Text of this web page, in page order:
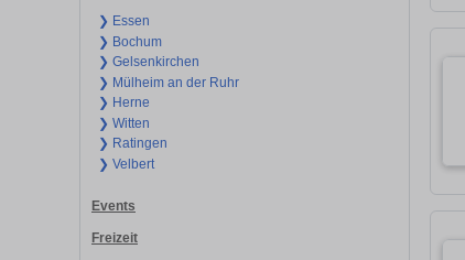
❯ Essen
❯ Bochum
❯ Gelsenkirchen
❯ Mülheim an der Ruhr
❯ Herne
❯ Witten
❯ Ratingen
❯ Velbert
Events
Freizeit